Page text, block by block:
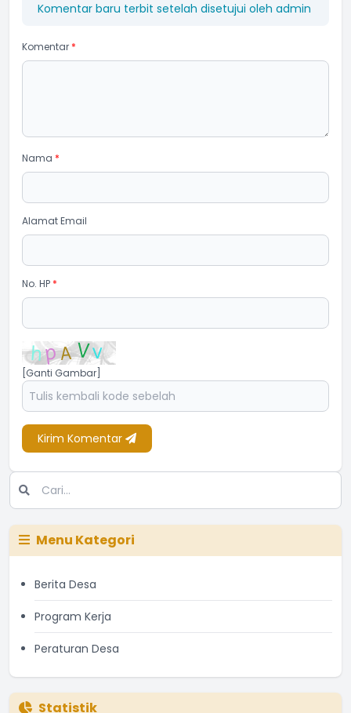
Komentar baru terbit setelah disetujui oleh admin
Komentar *
Nama *
Alamat Email
No. HP *
[Ganti Gambar]
Kirim Komentar
Menu Kategori
Berita Desa
Program Kerja
Peraturan Desa
Statistik